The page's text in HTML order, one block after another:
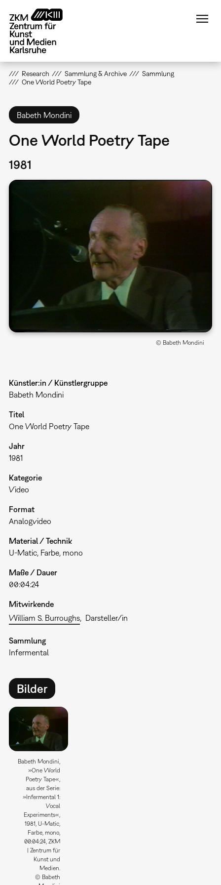
zum
Inhalt
Research Sammlung & Archive
Sammlung
One World Poetry Tape
Babeth Mondini
One World Poetry Tape
1981
© Babeth Mondini
Künstler:in / Künstlergruppe
Babeth Mondini
Titel
One World Poetry Tape
Jahr
1981
Kategorie
Video
Format
Analogvideo
Material / Technik
U-Matic, Farbe, mono
Maße / Dauer
00:04:24
Mitwirkende
William S. Burroughs
Darsteller/in
Sammlung
Infermental
Bilder
Babeth Mondini,
»One World
Poetry Tape«,
aus der Serie:
»Infermental 1:
Vocal
Experiments«,
1981, U-Matic,
Farbe, mono,
00:04:24, ZKM
| Zentrum für
Kunst und
Medien.
© Babeth